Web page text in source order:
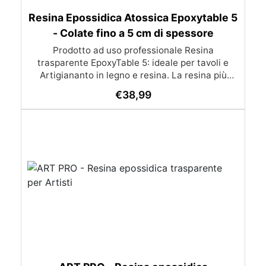
Resina Epossidica Atossica Epoxytable 5
- Colate fino a 5 cm di spessore
Prodotto ad uso professionale Resina
trasparente EpoxyTable 5: ideale per tavoli e
Artigiananto in legno e resina. La resina più
perfetta per colate di alto spessore fino a 5 cm.
Applicazioni Principali: Realizzazione di tavoli in
monete, pietre, ecc) Colate riempitive in
spessore dentro stampi e cassaforme
Caratteristiche principali: ✅ Bassissima
Bassa viscosità per eliminare le bolle d’aria e
€38,99